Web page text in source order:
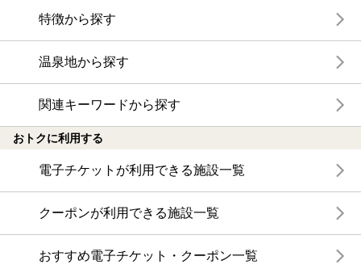
特徴から探す
温泉地から探す
関連キーワードから探す
おトクに利用する
電子チケットが利用できる施設一覧
クーポンが利用できる施設一覧
おすすめ電子チケット・クーポン一覧